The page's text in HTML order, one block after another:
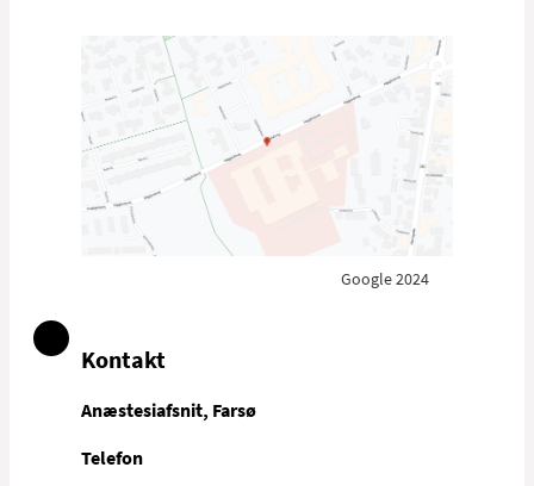
Kontakt
Anæstesiafsnit, Farsø
Telefon
Google 2024